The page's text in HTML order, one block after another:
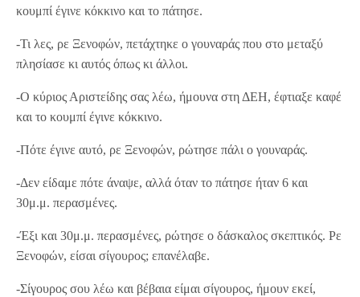
κουμπί έγινε κόκκινο και το πάτησε.
-Τι λες, ρε Ξενοφών, πετάχτηκε ο γουναράς που στο μεταξύ
πλησίασε κι αυτός όπως κι άλλοι.
-Ο κύριος Αριστείδης σας λέω, ήμουνα στη ΔΕΗ, έφτιαξε καφέ
και το κουμπί έγινε κόκκινο.
-Πότε έγινε αυτό, ρε Ξενοφών, ρώτησε πάλι ο γουναράς.
-Δεν είδαμε πότε άναψε, αλλά όταν το πάτησε ήταν 6 και
30μ.μ. περασμένες.
-Έξι και 30μ.μ. περασμένες, ρώτησε ο δάσκαλος σκεπτικός. Ρε
Ξενοφών, είσαι σίγουρος; επανέλαβε.
-Σίγουρος σου λέω και βέβαια είμαι σίγουρος, ήμουν εκεί,